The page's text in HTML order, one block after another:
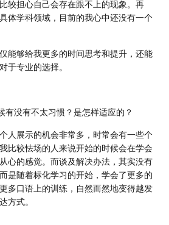
较担心自己会存在跟不上的现象。再
体学科领域，目前的我心中还没有一个
能够给我更多的时间思考和提升，还能
于专业的选择。
有没有不太习惯？是怎样适应的？
人展示的机会非常多，时常会有一些个
比较怯场的人来说开始的时候会在学会
心的感觉。而谈及解决办法，其实没有
是随着标化学习的开始，学会了更多的
多口语上的训练，自然而然地变得越发
方式。